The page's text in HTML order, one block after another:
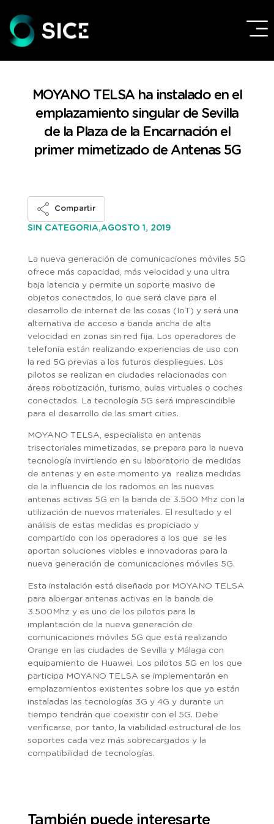
MOYANO TELSA ha instalado en el
emplazamiento singular de Sevilla
de la Plaza de la Encarnación el
primer mimetizado de Antenas 5G
SIN CATEGORIA,AGOSTO 1, 2019
Compartir
La nueva generación de comunicaciones móviles 5G
ofrece más capacidad, más velocidad y una ultra
baja latencia y permite un soporte masivo de
objetos conectados, lo que será clave para el
desarrollo de internet de las cosas (IoT) y será una
alternativa de acceso a banda ancha de alta
velocidad en zonas sin red fija. Los operadores de
telefonía están realizando experiencias de uso con
la red 5G previas a los futuros despliegues. Los
pilotos se realizan en ciudades relacionadas con
áreas robotización, turismo, aulas virtuales o coches
conectados. La tecnología 5G será imprescindible
para el desarrollo de las smart cities.
MOYANO TELSA, especialista en antenas
trisectoriales mimetizadas, se prepara para la nueva
tecnología invirtiendo en su laboratorio de medidas
de antenas y en este momento ya realiza medidas
de la influencia de los radomos en las nuevas
antenas activas 5G en la banda de 3.500 Mhz con la
utilización de nuevos materiales. El resultado y el
análisis de estas medidas es propiciado y
compartido con los operadores a los que se les
aportan soluciones viables e innovadoras para la
nueva generación de comunicaciones móviles 5G.
Esta instalación está diseñada por MOYANO TELSA
para albergar antenas activas en la banda de
3.500Mhz y es uno de los pilotos para la
implantación de la nueva generación de
comunicaciones móviles 5G que está realizando
Orange en las ciudades de Sevilla y Málaga con
equipamiento de Huawei. Los pilotos 5G en los que
participa MOYANO TELSA se implementarán en
emplazamientos existentes sobre los que ya están
instaladas las tecnologías 3G y 4G y durante un
tiempo tendrán que coexistir con el 5G. Debe
verificarse, por tanto, la viabilidad estructural de los
soportes cada vez más sobrecargados y la
compatibilidad de tecnologías.
También puede interesarte